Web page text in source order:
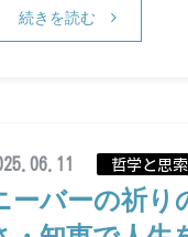
続きを読む
哲学と思索
ーバーの祈り